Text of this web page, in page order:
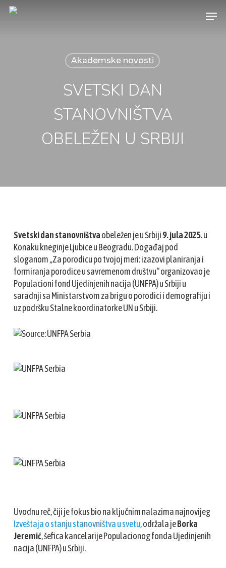
Skip
Menu
Akademske novosti
SVETSKI DAN
STANOVNIŠTVA
OBELEŽEN U SRBIJI
Svetski dan stanovništvaobeležen je u Srbiji9. jula 2025.u
Konaku kneginje Ljubice u Beogradu. Događaj pod
sloganom „Za porodicu po tvojoj meri: izazovi planiranja i
formiranja porodice u savremenom društvu“ organizovao je
Populacioni fond Ujedinjenih nacija (UNFPA) u Srbiji u
saradnji sa Ministarstvom za brigu o porodici i demografiju i
uz podršku Stalne koordinatorke UN u Srbiji.
Uvodnu reč, čiji je fokus bio na ključnim nalazima najnovijeg
Izveštaja o stanju stanovništva u svetu, održala jeBorka
Jeremić, šefica kancelarije Populacionog fonda Ujedinjenih
nacija (UNFPA) u Srbiji.